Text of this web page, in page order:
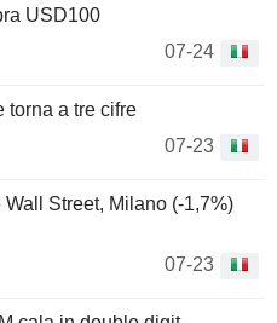
USD100
07-24
torna a tre cifre
07-23
Street, Milano (-1,7%)
07-23